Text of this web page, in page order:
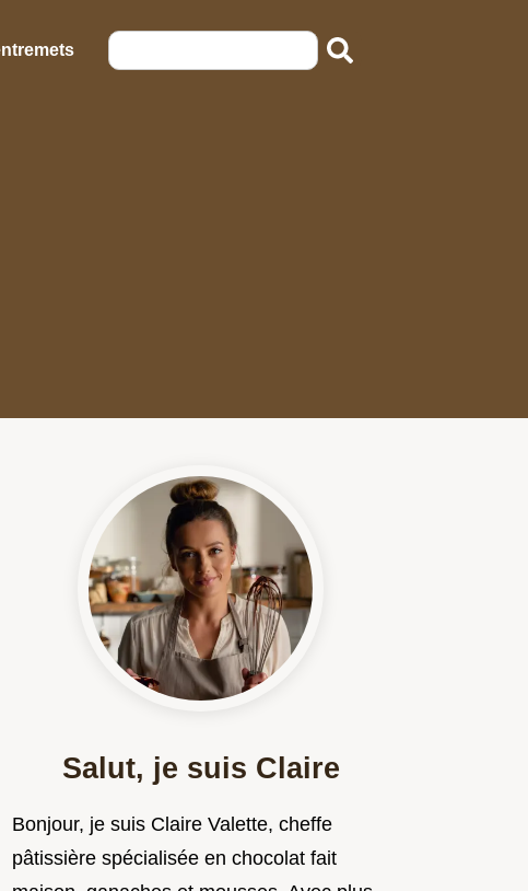
Salut, je suis Claire
Bonjour, je suis Claire Valette, cheffe
pâtissière spécialisée en chocolat fait